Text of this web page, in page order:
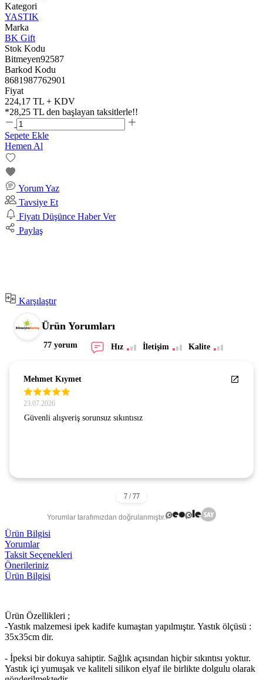
Kategori
YASTIK
Marka
BK Gift
Stok Kodu
Bitmeyen92587
Barkod Kodu
8681987762901
Fiyat
224,17 TL + KDV
*28,25 TL den başlayan taksitlerle!!
Sepete Ekle
Hemen Al
Yorum Yaz
Tavsiye Et
Fiyatı Düşünce Haber Ver
Paylaş
Karşılaştır
Ürün Yorumları
77 yorum Hız İletişim Kalite
Mehmet Kıymet
23.07.2026
Güvenli alışveriş sorunsuz sıkıntısız
Yorumlar tarafımızdan doğrulanmıştır.
Ürün Bilgisi
Yorumlar
Taksit Seçenekleri
Önerileriniz
Ürün Bilgisi
Ürün Özellikleri ;
-Yastık malzemesi ipek kadife kumaştan yapılmıştır. Yastık ölçüsü :
35x35cm dir.
- İpeksi bir dokuya sahiptir. Sağlık açısından hiçbir sıkıntısı yoktur.
Yastık içi yumuşak ve kaliteli silikon elyaf ile birlikte dolgulu olarak